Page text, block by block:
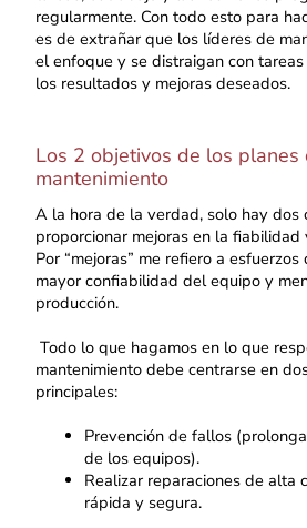
regularmente. Con todo esto para
es de extrañar que los líderes de
el enfoque y se distraigan con
los resultados y mejoras deseados.
Los 2 objetivos de los
mantenimiento
A la hora de la verdad, solo hay dos
proporcionar mejoras en la fiabilidad
Por “mejoras” me refiero a
mayor confiabilidad del equipo y
producción.
Todo lo que hagamos en lo que
mantenimiento debe centrarse en
principales:
Prevención de fallos
de los equipos).
Realizar reparaciones de alta
rápida y segura.